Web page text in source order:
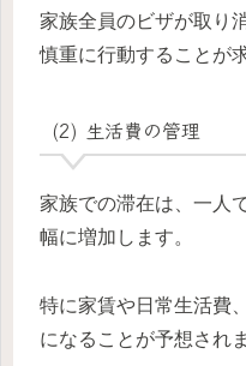
家族全員のビザが取り
慎重に行動することが
(2) 生活費の管理
家族での滞在は、一人
幅に増加します。
特に家賃や日常生活費
になることが予想され